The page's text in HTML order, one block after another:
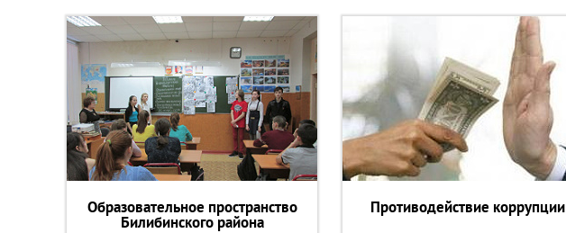
Образовательное пространство
Билибинского района
Противодействие коррупции